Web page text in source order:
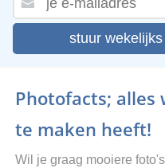
stuur
Photofacts;
te maken heeft!
Wil je graag mooiere